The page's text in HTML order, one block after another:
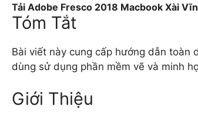
Tải Adobe Fresco 2018 Macbook Xài
Tóm Tắt
Bài viết này cung cấp hướng dẫn toàn
dùng sử dụng phần mềm vẽ và minh
Giới Thiệu